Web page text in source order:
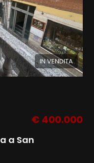
IN VENDITA
€ 400.000
a San